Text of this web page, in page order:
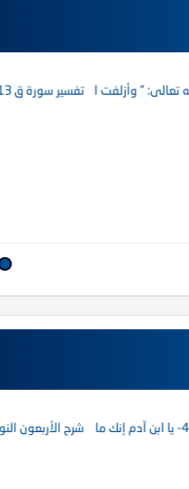
تفسير سورة ق 13- قوله تعالى: ” ما يبدل القول لدي وما أنا بظلام للعبيد”
شرح الأربعون النووية 41- لاَيُؤْمِنُ أَحَدُكُمْ حَتَّى يَكُونَ هَواهُ